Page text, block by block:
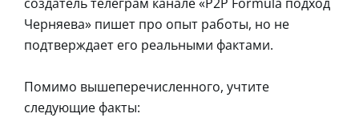
Черняева» пишет про опыт работы, но не
подтверждает его реальными фактами.
Помимо вышеперечисленного, учтите
следующие факты: